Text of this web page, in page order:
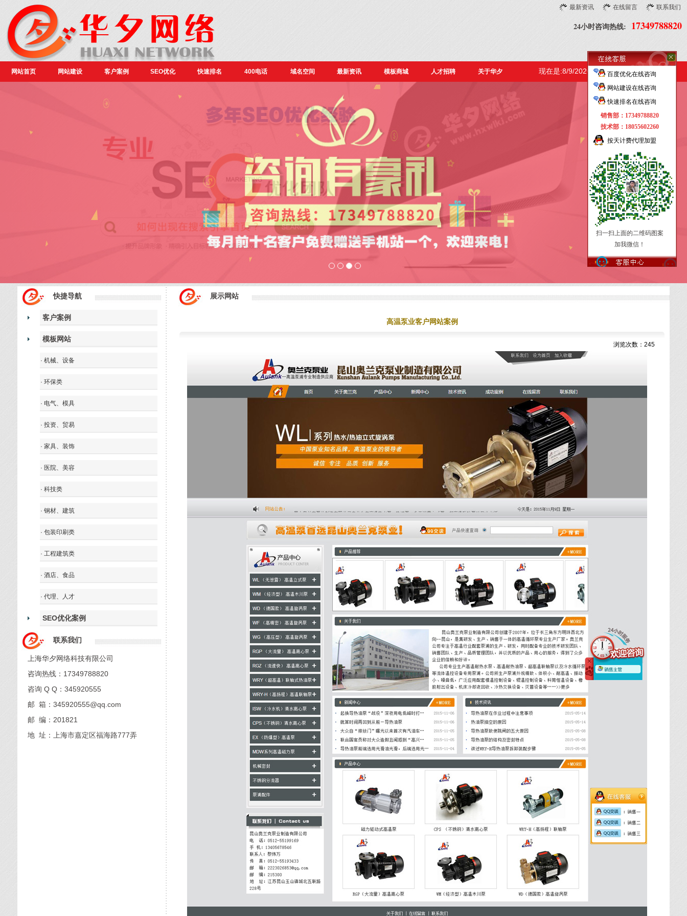
最新资讯 在线留言 联系我们
24小时咨询热线: 17349788820
网站首页 网站建设 客户案例 SEO优化 快速排名 400电话 域名空间 最新资讯 模板商城 人才招聘 关于华夕 现在是:8/9/2026, 11:10:23 AM 星期日
1 2 3 4
快捷导航
客户案例
模板网站
· 机械、设备
· 环保类
· 电气、模具
· 投资、贸易
· 家具、装饰
· 医院、美容
· 科技类
· 钢材、建筑
· 包装印刷类
· 工程建筑类
· 酒店、食品
· 代理、人才
SEO优化案例
联系我们
上海华夕网络科技有限公司
咨询热线：17349788820
咨询 Q Q：345920555
邮 箱：345920555@qq.com
邮 编：201821
地 址：上海市嘉定区福海路777弄
展示网站
高温泵业客户网站案例
浏览次数： 245
百度优化在线咨询
网站建设在线咨询
快速排名在线咨询
销售部：17349788820
技术部：18055602260
按天计费代理加盟
扫一扫上面的二维码图案
加我微信！